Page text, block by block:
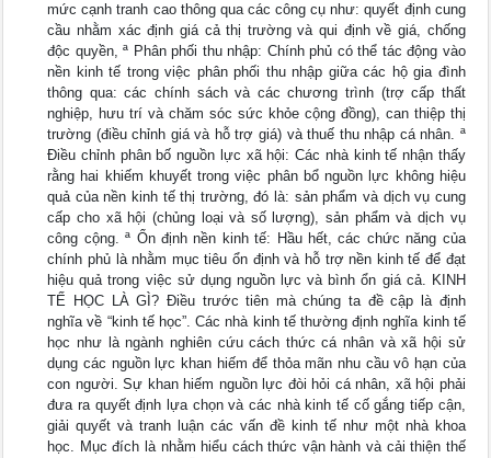
mức cạnh tranh cao thông qua các công cụ như: quyết định cung
cầu nhằm xác định giá cả thị trường và qui định về giá, chống
độc quyền, ª Phân phối thu nhập: Chính phủ có thể tác động vào
nền kinh tế trong việc phân phối thu nhập giữa các hộ gia đình
thông qua: các chính sách và các chương trình (trợ cấp thất
nghiệp, hưu trí và chăm sóc sức khỏe cộng đồng), can thiệp thị
trường (điều chỉnh giá và hỗ trợ giá) và thuế thu nhập cá nhân. ª
Điều chỉnh phân bố nguồn lực xã hội: Các nhà kinh tế nhận thấy
rằng hai khiếm khuyết trong việc phân bổ nguồn lực không hiệu
quả của nền kinh tế thị trường, đó là: sản phẩm và dịch vụ cung
cấp cho xã hội (chủng loại và số lượng), sản phẩm và dịch vụ
công cộng. ª Ổn định nền kinh tế: Hầu hết, các chức năng của
chính phủ là nhằm mục tiêu ổn định và hỗ trợ nền kinh tế để đạt
hiệu quả trong việc sử dụng nguồn lực và bình ổn giá cả. KINH
TẾ HỌC LÀ GÌ? Điều trước tiên mà chúng ta đề cập là định
nghĩa về “kinh tế học”. Các nhà kinh tế thường định nghĩa kinh tế
học như là ngành nghiên cứu cách thức cá nhân và xã hội sử
dụng các nguồn lực khan hiếm để thỏa mãn nhu cầu vô hạn của
con người. Sự khan hiếm nguồn lực đòi hỏi cá nhân, xã hội phải
đưa ra quyết định lựa chọn và các nhà kinh tế cố gắng tiếp cận,
giải quyết và tranh luận các vấn đề kinh tế như một nhà khoa
học. Mục đích là nhằm hiểu cách thức vận hành và cải thiện thế